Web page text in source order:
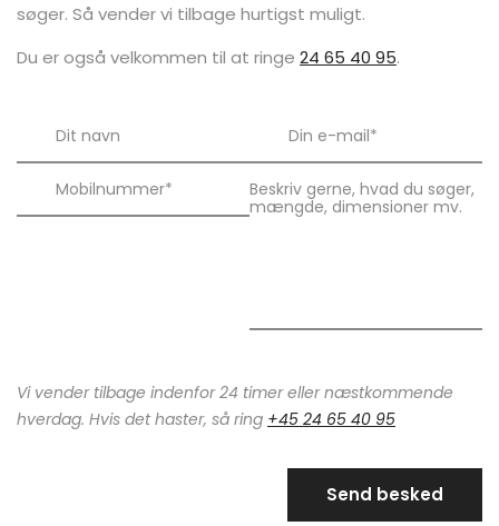
søger. Så vender vi tilbage hurtigst muligt.
Du er også velkommen til at ringe 24 65 40 95.
Vi vender tilbage indenfor 24 timer eller næstkommende
hverdag. Hvis det haster, så ring +45 24 65 40 95